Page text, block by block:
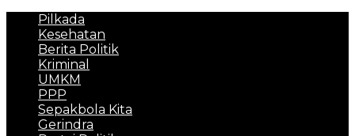
Pilkada
Kesehatan
Berita Politik
Kriminal
UMKM
PPP
Sepakbola Kita
Gerindra